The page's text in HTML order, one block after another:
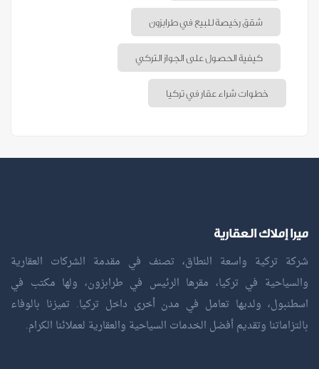
شقق رخيصة للبيع في طرابزون
كيفية الحصول على الجواز التركي
خطوات شراء عقار في تركيا
ميرا إملاك العقارية
شركة تركية واسعة النطاق، تصنف في مقدمة الشركات العقارية
والسياحية في تركيا، مقرها الرئيس في طرابزون، ولها مكتب في
اسطنبول، ولديها تعامل في مدن أخرى داخل تركيا. تميزنا بالوفاء
بالتزاماتنا وتقديم أفضل الخدمات السياحية والعقارية لعملائنا الكرام.